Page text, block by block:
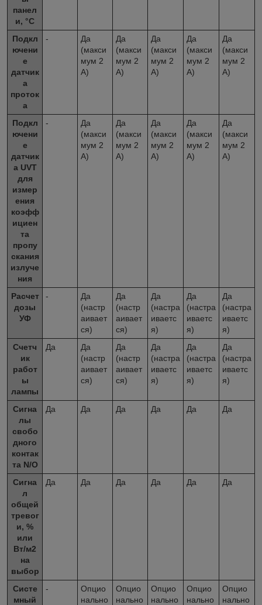
панел
и, °C
Подкл
ючени
е
датчик
а
проток
а
-
Да
(макси
мум 2
А)
Да
(макси
мум 2
А)
Да
(макси
мум 2
А)
Да
(макси
мум 2
А)
Да
(макси
мум 2
А)
Подкл
ючени
е
датчик
а UVT
для
измер
ения
коэфф
ициен
та
пропу
скания
излуче
ния
-
Да
(макси
мум 2
А)
Да
(макси
мум 2
А)
Да
(макси
мум 2
А)
Да
(макси
мум 2
А)
Да
(макси
мум 2
А)
Расчет
дозы
УФ
-
Да
(настр
аивает
ся)
Да
(настр
аивает
ся)
Да
(настра
иваетс
я)
Да
(настра
иваетс
я)
Да
(настра
иваетс
я)
Счетч
ик
работ
ы
лампы
Да
Да
(настр
аивает
ся)
Да
(настр
аивает
ся)
Да
(настра
иваетс
я)
Да
(настра
иваетс
я)
Да
(настра
иваетс
я)
Сигна
лы
свобо
дного
контак
та N/O
Да Да Да Да Да Да
Сигна
л
общей
тревог
и, %
или
Вт/м2
на
выбор
Да Да Да Да Да Да
Систе
мный
-
Опцио
нально
Опцио
нально
Опцио
нально
Опцио
нально
Опцио
нально